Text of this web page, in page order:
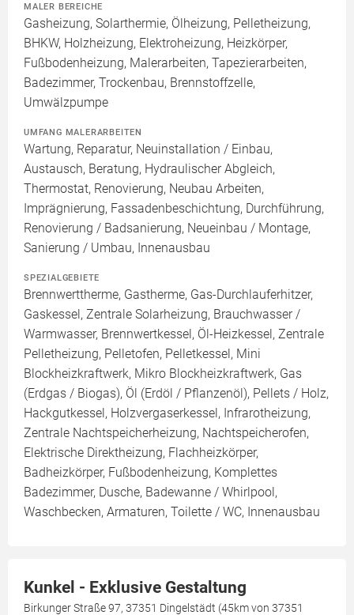
MALER BEREICHE
Gasheizung, Solarthermie, Ölheizung, Pelletheizung,
BHKW, Holzheizung, Elektroheizung, Heizkörper,
Fußbodenheizung, Malerarbeiten, Tapezierarbeiten,
Badezimmer, Trockenbau, Brennstoffzelle,
Umwälzpumpe
UMFANG MALERARBEITEN
Wartung, Reparatur, Neuinstallation / Einbau,
Austausch, Beratung, Hydraulischer Abgleich,
Thermostat, Renovierung, Neubau Arbeiten,
Imprägnierung, Fassadenbeschichtung, Durchführung,
Renovierung / Badsanierung, Neueinbau / Montage,
Sanierung / Umbau, Innenausbau
SPEZIALGEBIETE
Brennwerttherme, Gastherme, Gas-Durchlauferhitzer,
Gaskessel, Zentrale Solarheizung, Brauchwasser /
Warmwasser, Brennwertkessel, Öl-Heizkessel, Zentrale
Pelletheizung, Pelletofen, Pelletkessel, Mini
Blockheizkraftwerk, Mikro Blockheizkraftwerk, Gas
(Erdgas / Biogas), Öl (Erdöl / Pflanzenöl), Pellets / Holz,
Hackgutkessel, Holzvergaserkessel, Infrarotheizung,
Zentrale Nachtspeicherheizung, Nachtspeicherofen,
Elektrische Direktheizung, Flachheizkörper,
Badheizkörper, Fußbodenheizung, Komplettes
Badezimmer, Dusche, Badewanne / Whirlpool,
Waschbecken, Armaturen, Toilette / WC, Innenausbau
Kunkel - Exklusive Gestaltung
Birkunger Straße 97, 37351 Dingelstädt (45km von 37351